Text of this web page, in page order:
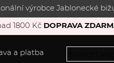
výrobce Jablonecké
1800 Kč DOPRAVA
a platba